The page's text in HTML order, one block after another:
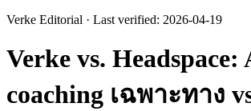
Verke Editorial · Last verified: 2026-04-19
Verke vs. Headspace:
coaching เฉพาะทาง